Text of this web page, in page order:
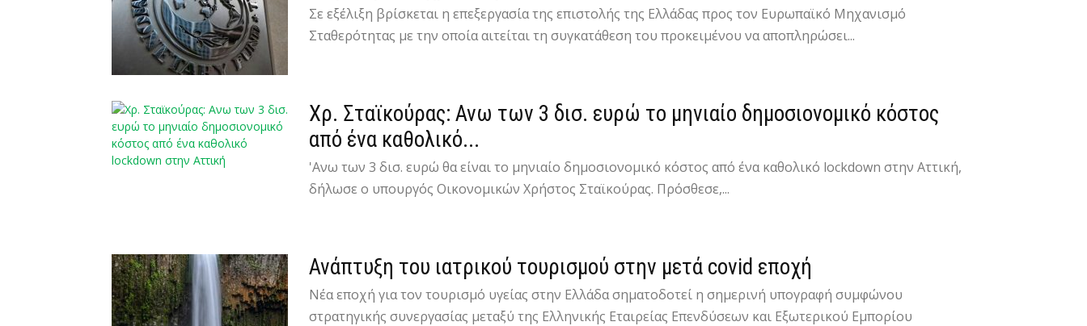
Σε εξέλιξη βρίσκεται η επεξεργασία της επιστολής της Ελλάδας προς τον Ευρωπαϊκό Μηχανισμό
Σταθερότητας με την οποία αιτείται τη συγκατάθεση του προκειμένου να αποπληρώσει...
Χρ. Σταϊκούρας: Ανω των 3 δισ. ευρώ το μηνιαίο δημοσιονομικό κόστος
από ένα καθολικό...
'Ανω των 3 δισ. ευρώ θα είναι το μηνιαίο δημοσιονομικό κόστος από ένα καθολικό lockdown στην Αττική,
δήλωσε ο υπουργός Οικονομικών Χρήστος Σταϊκούρας. Πρόσθεσε,...
Ανάπτυξη του ιατρικού τουρισμού στην μετά covid εποχή
Νέα εποχή για τον τουρισμό υγείας στην Ελλάδα σηματοδοτεί η σημερινή υπογραφή συμφώνου
στρατηγικής συνεργασίας μεταξύ της Ελληνικής Εταιρείας Επενδύσεων και Εξωτερικού Εμπορίου